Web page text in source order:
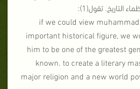
تقول(1):
"if we could view
important historical figure, we
him to be one of the greatest
known. to create a literary
major religion and a new world